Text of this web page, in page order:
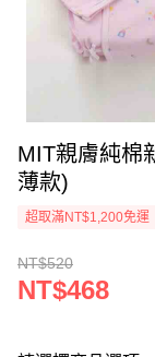
MIT親膚純棉
薄款)
超取滿NT$1,200免運
NT$520
NT$468